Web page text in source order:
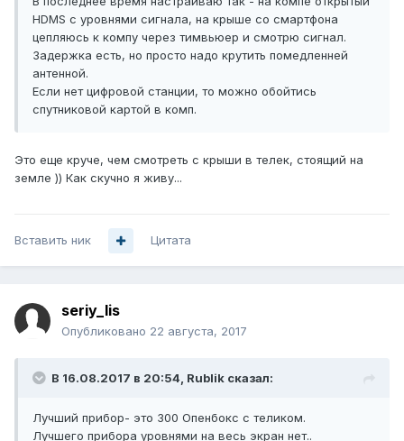
HDMS с уровнями сигнала, на крыше со смартфона
цепляюсь к компу через тимвьюер и смотрю сигнал.
Задержка есть, но просто надо крутить помедленней
антенной.
Если нет цифровой станции, то можно обойтись
спутниковой картой в комп.
Это еще круче, чем смотреть с крыши в телек, стоящий на
земле )) Как скучно я живу...
Вставить ник Цитата
seriy_lis
Опубликовано 22 августа, 2017
В 16.08.2017 в 20:54, Rublik сказал:
Лучший прибор- это 300 Опенбокс с теликом.
Лучшего прибора уровнями на весь экран нет..